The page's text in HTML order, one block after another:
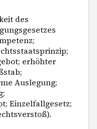
des
erhöhter
Auslegung;
Einzelfallgesetz;